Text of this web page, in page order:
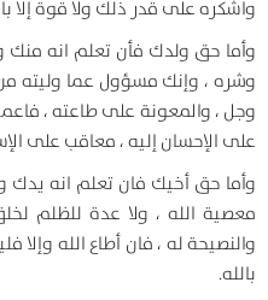
واشكره على قدر ذلك ولا قوة إلا
وأما حق ولدك فأن تعلم انه منك
وشره ، وإنك مسؤول عما وليته
وجل ، والمعونة على طاعته ،
على الإحسان إليه ، معاقب على
وأما حق أخيك فان تعلم انه
معصية الله ، ولا عدة للظلم
والنصيحة له ، فان أطاع الله وإلا
بالله.